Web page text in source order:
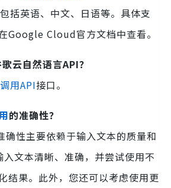
括英语、中文、日语等。具体支
Google Cloud官方文档中查看。
云自然语言API？
调用API接口。
的准确性？
确性主要依赖于输入文本的质量和
文本清晰、准确，并尝试使用不
结果。此外，您还可以考虑使用更